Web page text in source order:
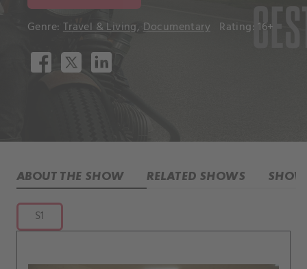
Genre: Travel & Living, Documentary Rating: 16+
ABOUT THE SHOW RELATED SHOWS
S1